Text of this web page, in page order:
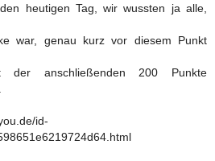
heutigen Tag, wir wussten ja alle,
war, genau kurz vor diesem Punkt
der anschließenden 200 Punkte
id-